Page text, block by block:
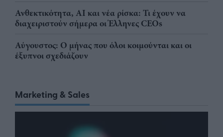
Ανθεκτικότητα, AI και νέα ρίσκα: Τι έχουν να
διαχειριστούν σήμερα οι Έλληνες CEOs
Αύγουστος: Ο μήνας που όλοι κοιμούνται και οι
έξυπνοι σχεδιάζουν
Marketing & Sales